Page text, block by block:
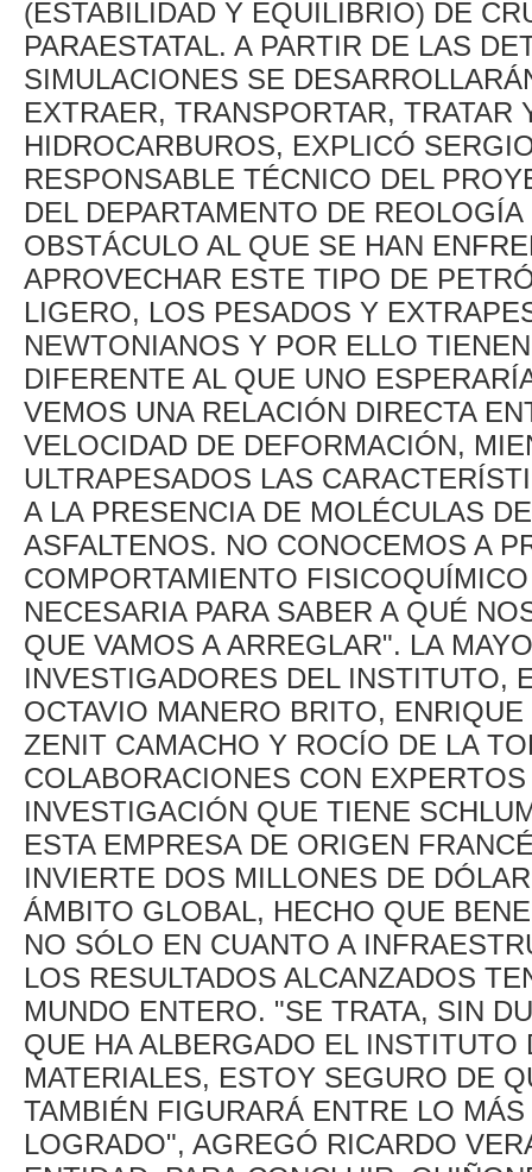
(ESTABILIDAD Y EQUILIBRIO) DE
PARAESTATAL. A PARTIR DE LAS
SIMULACIONES SE
EXTRAER, TRANSPORTAR,
HIDROCARBUROS, EXPLICÓ
RESPONSABLE TÉCNICO DEL
DEL DEPARTAMENTO DE
OBSTÁCULO AL QUE SE HAN
APROVECHAR ESTE TIPO DE
LIGERO, LOS PESADOS Y
NEWTONIANOS Y POR ELLO
DIFERENTE AL QUE UNO
VEMOS UNA RELACIÓN DIRECTA
VELOCIDAD DE DEFORMACIÓN,
ULTRAPESADOS LAS
A LA PRESENCIA DE MOLÉCULAS
ASFALTENOS. NO CONOCEMOS A
COMPORTAMIENTO
NECESARIA PARA SABER A QUÉ
QUE VAMOS A ARREGLAR". LA
INVESTIGADORES DEL INSTITUTO,
OCTAVIO MANERO BRITO,
ZENIT CAMACHO Y ROCÍO DE LA
COLABORACIONES CON
INVESTIGACIÓN QUE TIENE
ESTA EMPRESA DE ORIGEN
INVIERTE DOS MILLONES DE
ÁMBITO GLOBAL, HECHO QUE
NO SÓLO EN CUANTO A
LOS RESULTADOS ALCANZADOS
MUNDO ENTERO. "SE TRATA, SIN
QUE HA ALBERGADO EL
MATERIALES, ESTOY SEGURO DE
TAMBIÉN FIGURARÁ ENTRE LO
LOGRADO", AGREGÓ RICARDO